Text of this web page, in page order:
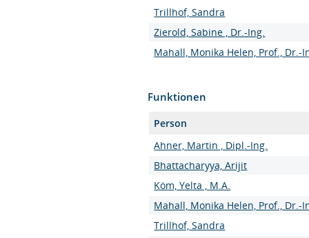
Trillhof, Sandra
Zierold, Sabine , Dr.-Ing.
Mahall, Monika Helen, Prof., Dr.-
Funktionen
Person
Ahner, Martin , Dipl.-Ing.
Bhattacharyya, Arijit
Köm, Yelta , M.A.
Mahall, Monika Helen, Prof., Dr.-
Trillhof, Sandra